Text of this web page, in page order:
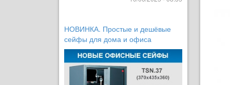
НОВИНКА. Простые и дешёвые
сейфы для дома и офиса